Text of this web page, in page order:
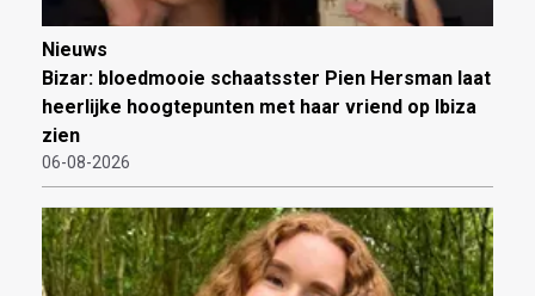
Nieuws
Bizar: bloedmooie schaatsster Pien Hersman laat
heerlijke hoogtepunten met haar vriend op Ibiza
zien
06-08-2026